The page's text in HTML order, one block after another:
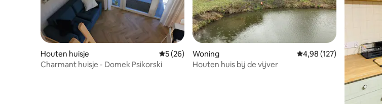
Houten huisje Gemiddelde beoordeling van 5 op 5, 26 recensies
5 (26)
Charmant huisje - Domek Psikorski
Woning Gemiddelde
4,98 (127)
Houten huis bij de vijver